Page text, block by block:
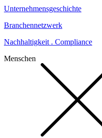
Unternehmensgeschichte
Branchennetzwerk
Nachhaltigkeit . Compliance
Menschen